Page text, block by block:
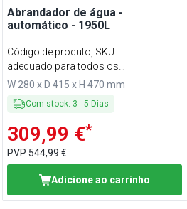
Abrandador de água -
automático - 1950L
Código de produto, SKU:
WEAM1950KV
adequado para todos os
equipamentos de restauração
W 280 x D 415 x H 470 mm
Com stock: 3 -5 Dias
309,99 €*
PVP 544,99 €
Adicione ao carrinho